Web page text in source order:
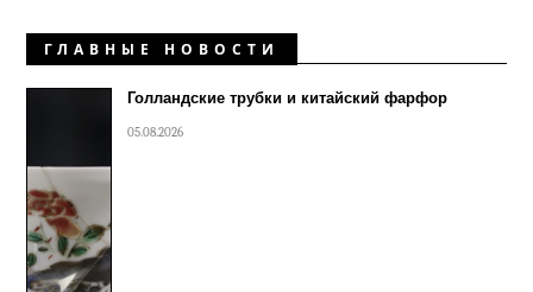
ГЛАВНЫЕ НОВОСТИ
Голландские трубки и китайский фарфор
05.08.2026